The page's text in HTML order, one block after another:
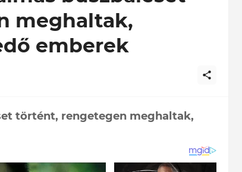
meghaltak,
emberek
történt, rengetegen meghaltak,